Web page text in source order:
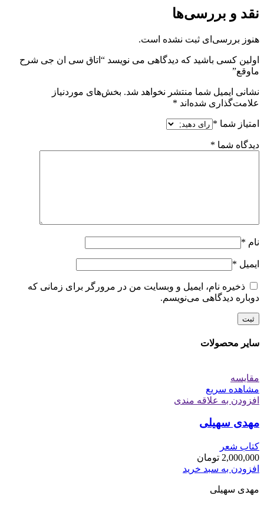
نقد و بررسی‌ها
هنوز بررسی‌ای ثبت نشده است.
اولین کسی باشید که دیدگاهی می نویسد “اتاق سی ان جی شرح
ماوقع”
نشانی ایمیل شما منتشر نخواهد شد. بخش‌های موردنیاز
علامت‌گذاری شده‌اند *
امتیاز شما *
دیدگاه شما *
نام *
ایمیل *
ذخیره نام، ایمیل و وبسایت من در مرورگر برای زمانی که
دوباره دیدگاهی می‌نویسم.
سایر محصولات
مقایسه
مشاهده سریع
افزودن به علاقه مندی
مهدی سهیلی
کتاب شعر
2,000,000 تومان
افزودن به سبد خرید
مهدی سهیلی